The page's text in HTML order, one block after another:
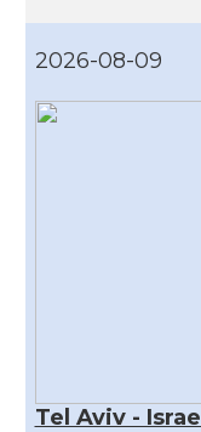
2026-08-09
Tel Aviv - Israel